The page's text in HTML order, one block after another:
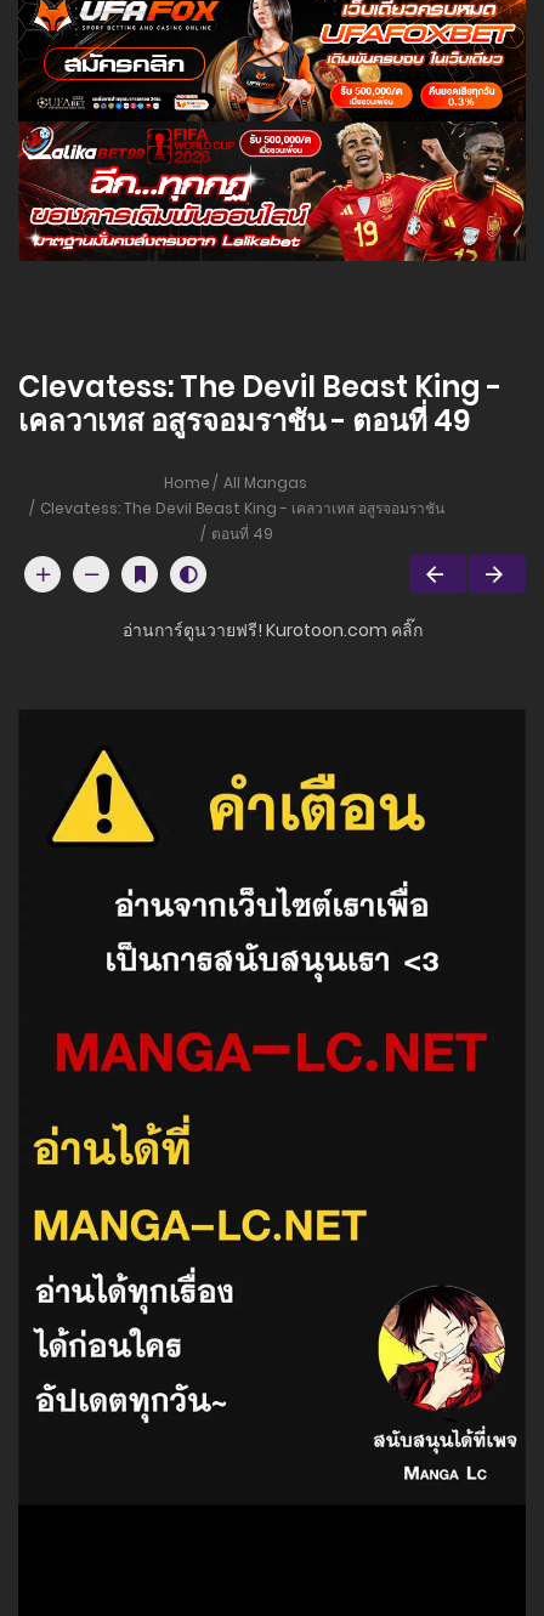
Clevatess: The Devil Beast King -
เคลวาเทส อสูรจอมราชัน - ตอนที่ 49
Home
All Mangas
Clevatess: The Devil Beast King - เคลวาเทส อสูรจอมราชัน
ตอนที่ 49
อ่านการ์ตูนวายฟรี! Kurotoon.com คลิ๊ก